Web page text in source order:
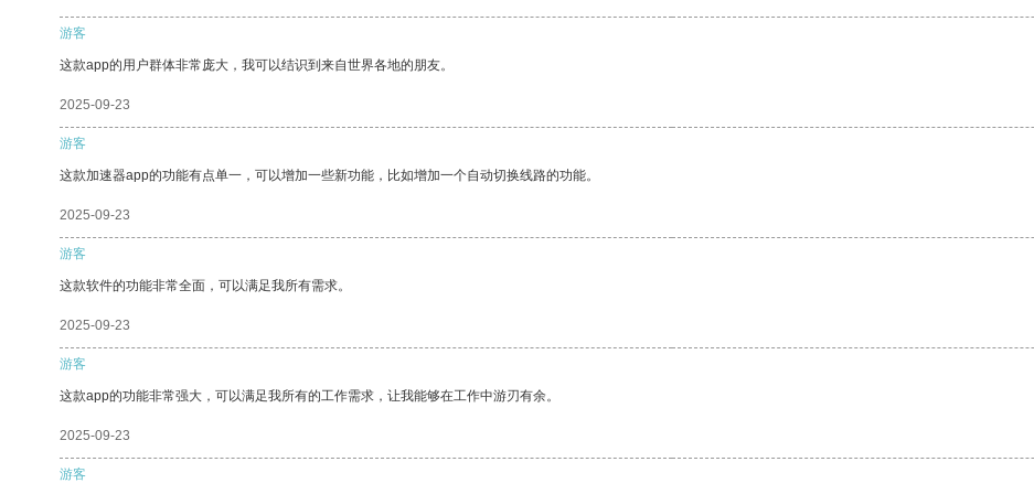
游客
这款app的用户群体非常庞大，我可以结识到来自世界各地的朋友。
2025-09-23
游客
这款加速器app的功能有点单一，可以增加一些新功能，比如增加一个自动切换线路的功能。
2025-09-23
游客
这款软件的功能非常全面，可以满足我所有需求。
2025-09-23
游客
这款app的功能非常强大，可以满足我所有的工作需求，让我能够在工作中游刃有余。
2025-09-23
游客